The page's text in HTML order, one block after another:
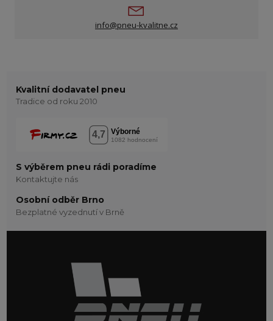
info@pneu-kvalitne.cz
Kvalitní dodavatel pneu
Tradice od roku 2010
S výběrem pneu rádi poradíme
Kontaktujte nás
Osobní odběr Brno
Bezplatné vyzednutí v Brně